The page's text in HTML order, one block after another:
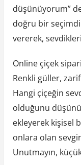
düşünüyorum”
doğru bir
vererek,
Online çiçek
Renkli güller,
Hangi çiçeğin
olduğunu
ekleyerek kişisel
onlara olan
Unutmayın,